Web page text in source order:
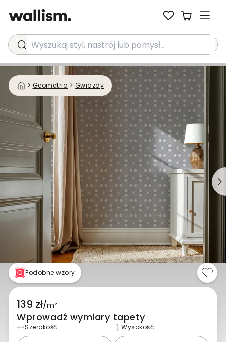
Wyszukaj styl, nastrój lub pomysł...
> Geometria > Gwiazdy
Podobne wzory
139 zł/m²
Wprowadź wymiary tapety
Szerokość Wysokość